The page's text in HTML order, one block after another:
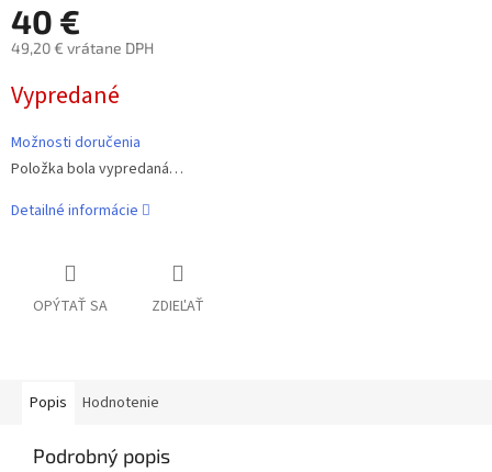
40 €
49,20 € vrátane DPH
cena:
Vypredané
Možnosti doručenia
Položka bola vypredaná…
Detailné informácie
OPÝTAŤ SA ZDIEĽAŤ
Popis Hodnotenie
Podrobný popis